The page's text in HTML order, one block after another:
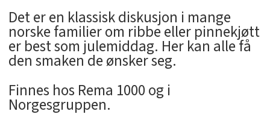
Det er en klassisk diskusjon i mange
norske familier om ribbe eller pinnekjøtt
er best som julemiddag. Her kan alle få
den smaken de ønsker seg.
Finnes hos Rema 1000 og i
Norgesgruppen.